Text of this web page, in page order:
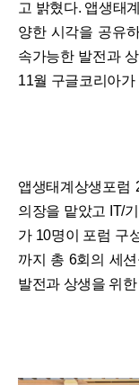
고 밝혔다. 앱생태
양한 시각을 공유
속가능한 발전과
11월 구글코리아가
앱생태계상생포럼
의장을 맡았고 IT/
가 10명이 포럼 구
까지 총 6회의 세
발전과 상생을 위